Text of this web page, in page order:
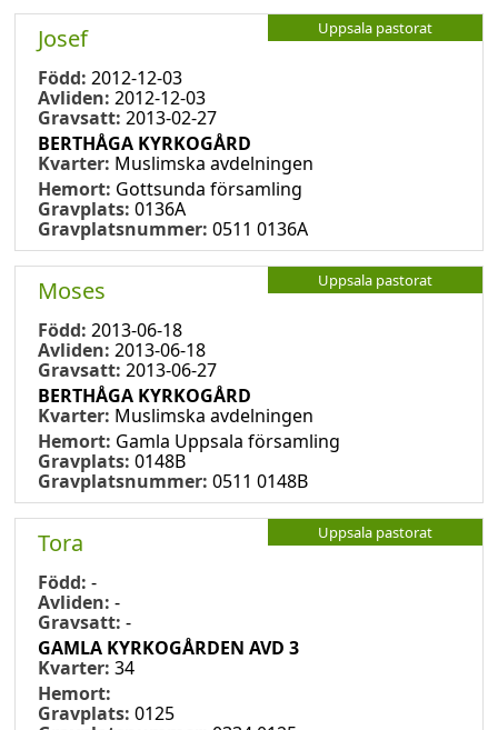
Uppsala pastorat
Josef
Född: 2012-12-03
Avliden: 2012-12-03
Gravsatt: 2013-02-27
BERTHÅGA KYRKOGÅRD
Kvarter: Muslimska avdelningen
Hemort: Gottsunda församling
Gravplats: 0136A
Gravplatsnummer: 0511 0136A
Uppsala pastorat
Moses
Född: 2013-06-18
Avliden: 2013-06-18
Gravsatt: 2013-06-27
BERTHÅGA KYRKOGÅRD
Kvarter: Muslimska avdelningen
Hemort: Gamla Uppsala församling
Gravplats: 0148B
Gravplatsnummer: 0511 0148B
Uppsala pastorat
Tora
Född: -
Avliden: -
Gravsatt: -
GAMLA KYRKOGÅRDEN AVD 3
Kvarter: 34
Hemort:
Gravplats: 0125